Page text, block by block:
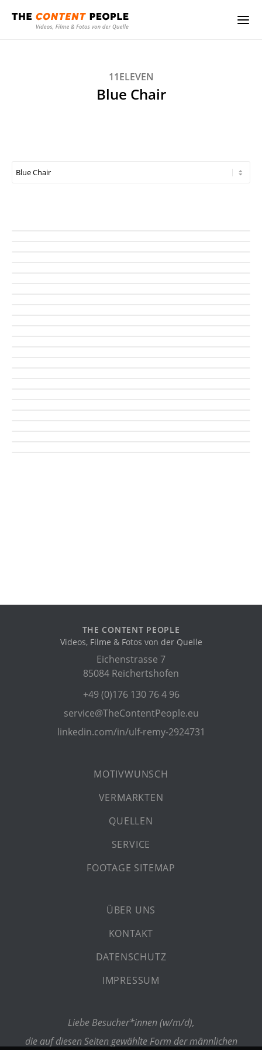
11ELEVEN
Blue Chair
THE CONTENT PEOPLE
Videos, Filme & Fotos von der Quelle
Eichenstrasse 7
85084 Reichertshofen
+49 (0)176 130 76 4 96
service@TheContentPeople.eu
linkedin.com/in/ulf-remy-2924731
MOTIVWUNSCH
VERMARKTEN
QUELLEN
SERVICE
FOOTAGE SITEMAP
ÜBER UNS
KONTAKT
DATENSCHUTZ
IMPRESSUM
Liebe Besucher*innen (w/m/d),
die auf diesen Seiten gewählte Form der männlichen